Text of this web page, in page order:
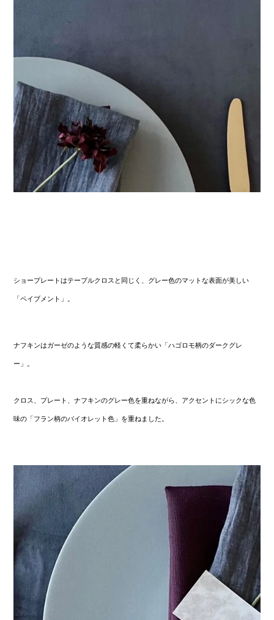
ショープレートはテーブルクロスと同じく、グレー色のマットな表面が美しい
「ペイブメント」。
ナフキンはガーゼのような質感の軽くて柔らかい「ハゴロモ柄のダークグレ
ー」。
クロス、プレート、ナフキンのグレー色を重ねながら、アクセントにシックな色
味の「フラン柄のバイオレット色 」を重ねました。